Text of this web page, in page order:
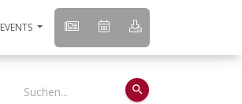
EVENTS
search